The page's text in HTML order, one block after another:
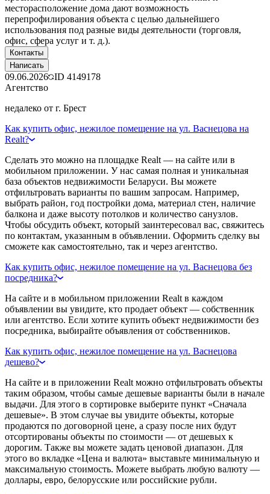
месторасположение дома дают возможность
перепрофилирования объекта с целью дальнейшего
использования под разные виды деятельности (торговля,
офис, сфера услуг и т. д.).
Контакты
Написать
09.06.2026 ID 4149178
Агентство
недалеко от г. Брест
Как купить офис, нежилое помещение на ул. Васнецова на
Realt?
Сделать это можно на площадке Realt — на сайте или в
мобильном приложении. У нас самая полная и уникальная
база объектов недвижимости Беларуси. Вы можете
отфильтровать варианты по вашим запросам. Например,
выбрать район, год постройки дома, материал стен, наличие
балкона и даже высоту потолков и количество санузлов.
Чтобы обсудить объект, который заинтересовал вас, свяжитесь
по контактам, указанным в объявлении. Оформить сделку вы
сможете как самостоятельно, так и через агентство.
Как купить офис, нежилое помещение на ул. Васнецова без
посредника?
На сайте и в мобильном приложении Realt в каждом
объявлении вы увидите, кто продает объект — собственник
или агентство. Если хотите купить объект недвижимости без
посредника, выбирайте объявления от собственников.
Как купить офис, нежилое помещение на ул. Васнецова
дешево?
На сайте и в приложении Realt можно отфильтровать объекты
таким образом, чтобы самые дешевые варианты были в начале
выдачи. Для этого в сортировке выберите пункт «Сначала
дешевые». В этом случае вы увидите объекты, которые
продаются по договорной цене, а сразу после них будут
отсортированы объекты по стоимости — от дешевых к
дорогим. Также вы можете задать ценовой диапазон. Для
этого во вкладке «Цена и валюта» выставьте минимальную и
максимальную стоимость. Можете выбрать любую валюту —
доллары, евро, белорусские или российские рубли.